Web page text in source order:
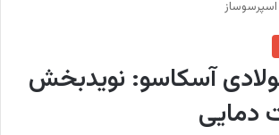
آسکاسو: نویدبخش
دمایی